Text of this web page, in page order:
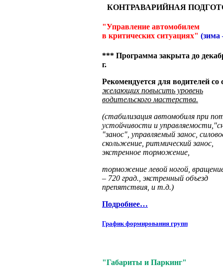
КОНТРАВАРИЙНАЯ
"Управление автомобилем
в критических ситуациях" (зима
*** Программа закрыта до
г.
Рекомендуется для водителей со
желающих повысить уровень
водительского мастерства.
(стабилизация автомобиля при
устойчивости и
"занос", управляемый занос,
скольжение, ритмический занос,
экстренное торможение,
торможение левой ногой,
– 720 град., экстренный объезд
препятствия, и т.д.)
Подробнее…
График формирования групп
"Габариты и Паркинг"